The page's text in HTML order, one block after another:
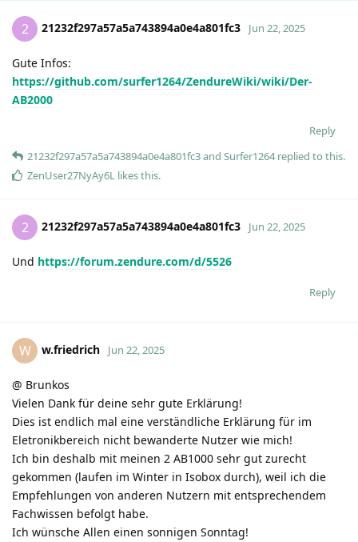
2 21232f297a57a5a743894a0e4a801fc3 Jun 22, 2025
Gute Infos:
https://github.com/surfer1264/ZendureWiki/wiki/Der-
AB2000
Reply
21232f297a57a5a743894a0e4a801fc3and Surfer1264replied to this.
ZenUser27NyAy6L likes this.
2 21232f297a57a5a743894a0e4a801fc3 Jun 22, 2025
Und https://forum.zendure.com/d/5526
Reply
W w.friedrich Jun 22, 2025
@ Brunkos
Vielen Dank für deine sehr gute Erklärung!
Dies ist endlich mal eine verständliche Erklärung für im
Eletronikbereich nicht bewanderte Nutzer wie mich!
Ich bin deshalb mit meinen 2 AB1000 sehr gut zurecht
gekommen (laufen im Winter in Isobox durch), weil ich die
Empfehlungen von anderen Nutzern mit entsprechendem
Fachwissen befolgt habe.
Ich wünsche Allen einen sonnigen Sonntag!